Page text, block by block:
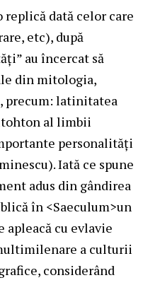
replică dată celor care
etc), după
au încercat să
din mitologia,
precum: latinitatea
al limbii
personalități
Iată ce spune
adus din gândirea
în <Saeculum>un
cu evlavie
a culturii
considerând